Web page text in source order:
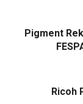
Pigment
Ricoh